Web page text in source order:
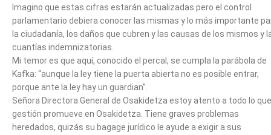
Imagino que estas cifras estarán actualizadas pero el control
parlamentario debiera conocer las mismas y lo más importante
la ciudadanía, los daños que cubren y las causas de los mismos y
cuantías indemnizatorias.
Mi temor es que aquí, conocido el percal, se cumpla la parábola de
Kafka: “aunque la ley tiene la puerta abierta no es posible entrar,
porque ante la ley hay un guardian”.
Señora Directora General de Osakidetza estoy atento a todo lo
gestión promueve en Osakidetza. Tiene graves problemas
heredados, quizás su bagage jurídico le ayude a exigir a sus